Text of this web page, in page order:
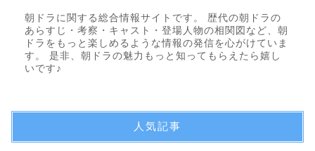
朝ドラに関する総合情報サイトです。 歴代の朝ドラの
あらすじ・考察・キャスト・登場人物の相関図など、朝
ドラをもっと楽しめるような情報の発信を心がけていま
す。 是非、朝ドラの魅力もっと知ってもらえたら嬉し
いです♪
人気記事